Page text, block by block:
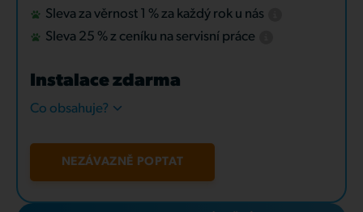
Sleva za věrnost 1 % za každý rok u nás
Sleva 25 % z ceníku na servisní práce
Instalace zdarma
Co obsahuje?
NEZÁVAZNĚ POPTAT